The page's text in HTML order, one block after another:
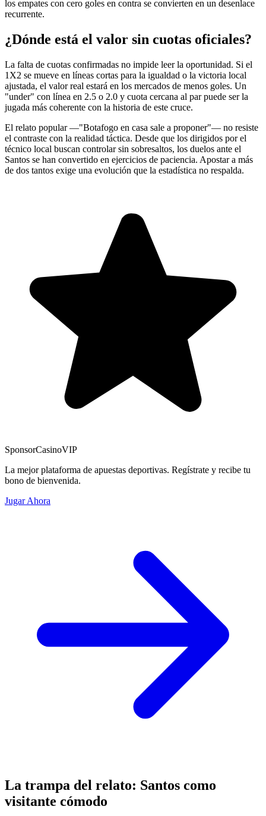
los empates con cero goles en contra se convierten en un desenlace
recurrente.
¿Dónde está el valor sin cuotas oficiales?
La falta de cuotas confirmadas no impide leer la oportunidad. Si el
1X2 se mueve en líneas cortas para la igualdad o la victoria local
ajustada, el valor real estará en los mercados de menos goles. Un
"under" con línea en 2.5 o 2.0 y cuota cercana al par puede ser la
jugada más coherente con la historia de este cruce.
El relato popular —"Botafogo en casa sale a proponer"— no resiste
el contraste con la realidad táctica. Desde que los dirigidos por el
técnico local buscan controlar sin sobresaltos, los duelos ante el
Santos se han convertido en ejercicios de paciencia. Apostar a más
de dos tantos exige una evolución que la estadística no respalda.
SponsorCasinoVIP
La mejor plataforma de apuestas deportivas. Regístrate y recibe tu
bono de bienvenida.
Jugar Ahora
La trampa del relato: Santos como
visitante cómodo